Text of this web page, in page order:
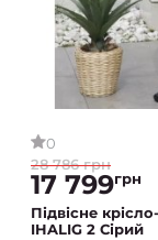
0
28 786 грн
17 799грн
Підвісне
IHALIG 2 Сірий